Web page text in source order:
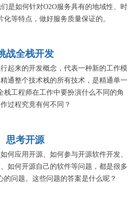
是如何针对O2O服务具有的地域性、时
化等特点，做好服务质量保证的。
战全栈开发
起来的开发概念，代表一种新的工作模
通整个技术栈的所有技术，是精通单一
栈工程师在工作中要扮演什么不同的角
过程究竟有何不同？
思考开源
何应用开源、如何参与开源软件开发、
如何开源自己的软件等问题，都是很多
的问题。这些问题的答案是什么呢？